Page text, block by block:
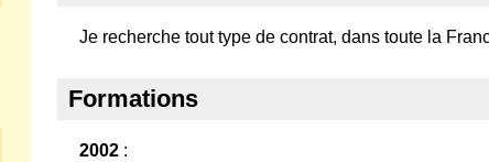
Je recherche tout type de contrat, dans toute la
Formations
2002 :